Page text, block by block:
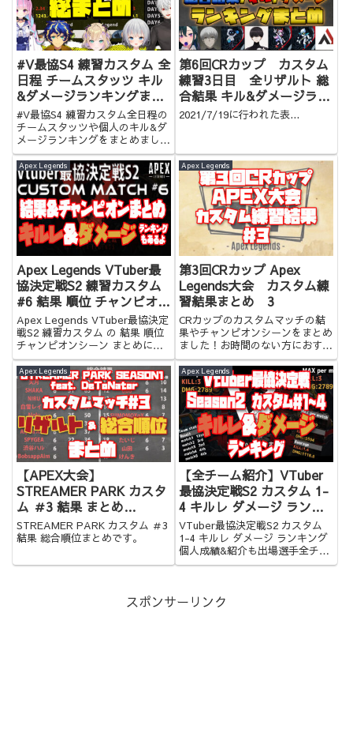
#V最協S4 練習カスタム 全
日程 チームスタッツ キル
&ダメージランキングまと
め 【VTuber最協決定戦】
#V最協S4 練習カスタム全日程の
チームスタッツや個人のキル&ダ
メージランキングをまとめまし
た！お時間のない方はぜひ！
【VTuber最協決定戦】
第6回CRカップ カスタム
練習3日目 全リザルト 総
合結果 キル&ダメージラン
キングまとめ
2021/7/19に行われた表...
Apex Legends
Apex Legends VTuber最
協決定戦S2 練習カスタム
#6 結果 順位 チャンピオン
シーン まとめ キルレ ダメ
ージランキング
Apex Legends VTuber最協決定
戦S2 練習カスタム の 結果 順位
チャンピオンシーン まとめにな
ります！キルレ&ダメージランキ
ングもありますよ！お時間のない
方にオススメ！
Apex Legends
第3回CRカップ Apex
Legends大会 カスタム練
習結果まとめ 3
CRカップのカスタムマッチの結
果やチャンピオンシーンをまとめ
ました！お時間のない方におすす
めです！
Apex Legends
【APEX大会】
STREAMER PARK カスタ
ム ＃3 結果 まとめ
【ApexLegends イベント
スクリム】
STREAMER PARK カスタム ＃3
結果 総合順位まとめです。
Apex Legends
【全チーム紹介】VTuber
最協決定戦S2 カスタム 1-
4 キルレ ダメージ ランキ
ング 個人成績&紹介
【Apex Legends】
VTuber最協決定戦S2 カスタム
1-4 キルレ ダメージ ランキング
個人成績&紹介も出場選手全チー
ム分あります！
スポンサーリンク